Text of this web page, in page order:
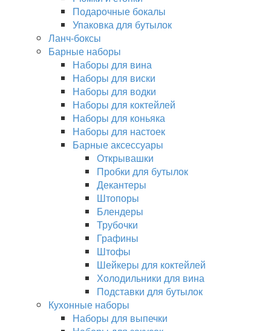
Подарочные бокалы
Упаковка для бутылок
Ланч-боксы
Барные наборы
Наборы для вина
Наборы для виски
Наборы для водки
Наборы для коктейлей
Наборы для коньяка
Наборы для настоек
Барные аксессуары
Открывашки
Пробки для бутылок
Декантеры
Штопоры
Блендеры
Трубочки
Графины
Штофы
Шейкеры для коктейлей
Холодильники для вина
Подставки для бутылок
Кухонные наборы
Наборы для выпечки